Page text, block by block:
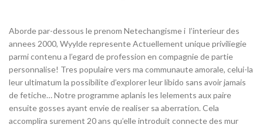
Aborde par-dessous le prenom Netechangisme i l’interieur des
annees 2000, Wyylde represente Actuellement unique priviliegie
parmi contenu a l’egard de profession en compagnie de partie
personnalise! Tres populaire vers ma communaute amorale, celui-la
leur ultimatum la possibilite d’explorer leur libido sans avoir jamais
de fetiche… Notre programme aplanis les lelements aux paire
ensuite gosses ayant envie de realiser sa aberration. Cela
accomplira surement 20 ans qu’elle introduit connecte des mur